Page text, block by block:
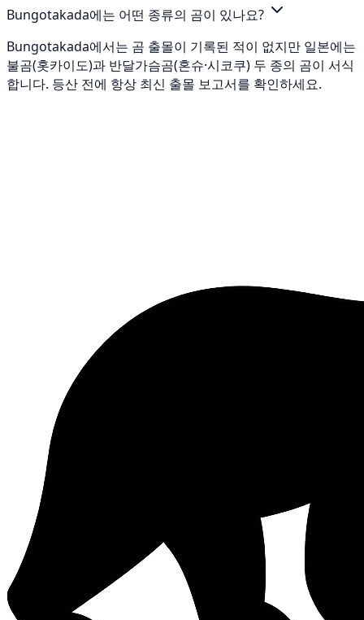
Bungotakada에는 어떤 종류의 곰이 있나요?
Bungotakada에서는 곰 출몰이 기록된 적이 없지만 일본에는
불곰(홋카이도)과 반달가슴곰(혼슈·시코쿠) 두 종의 곰이 서식
합니다. 등산 전에 항상 최신 출몰 보고서를 확인하세요.